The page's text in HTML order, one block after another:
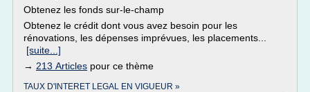
Obtenez les fonds sur-le-champ
Obtenez le crédit dont vous avez besoin pour les
rénovations, les dépenses imprévues, les placements...
[suite...]
→ 213 Articles pour ce thème
TAUX D'INTERET LEGAL EN VIGUEUR »